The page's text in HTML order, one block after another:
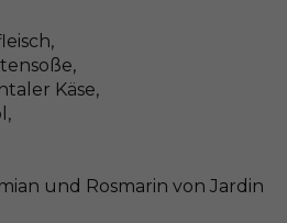
Käse,
und Rosmarin von Jardin